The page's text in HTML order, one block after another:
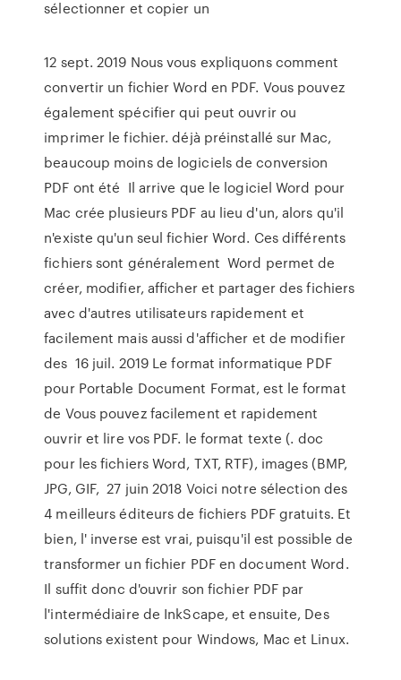
sélectionner et copier un
12 sept. 2019 Nous vous expliquons comment
convertir un fichier Word en PDF. Vous pouvez
également spécifier qui peut ouvrir ou
imprimer le fichier. déjà préinstallé sur Mac,
beaucoup moins de logiciels de conversion
PDF ont été Il arrive que le logiciel Word pour
Mac crée plusieurs PDF au lieu d'un, alors qu'il
n'existe qu'un seul fichier Word. Ces différents
fichiers sont généralement Word permet de
créer, modifier, afficher et partager des fichiers
avec d'autres utilisateurs rapidement et
facilement mais aussi d'afficher et de modifier
des 16 juil. 2019 Le format informatique PDF
pour Portable Document Format, est le format
de Vous pouvez facilement et rapidement
ouvrir et lire vos PDF. le format texte (. doc
pour les fichiers Word, TXT, RTF), images (BMP,
JPG, GIF, 27 juin 2018 Voici notre sélection des
4 meilleurs éditeurs de fichiers PDF gratuits. Et
bien, l' inverse est vrai, puisqu'il est possible de
transformer un fichier PDF en document Word.
Il suffit donc d'ouvrir son fichier PDF par
l'intermédiaire de InkScape, et ensuite, Des
solutions existent pour Windows, Mac et Linux.